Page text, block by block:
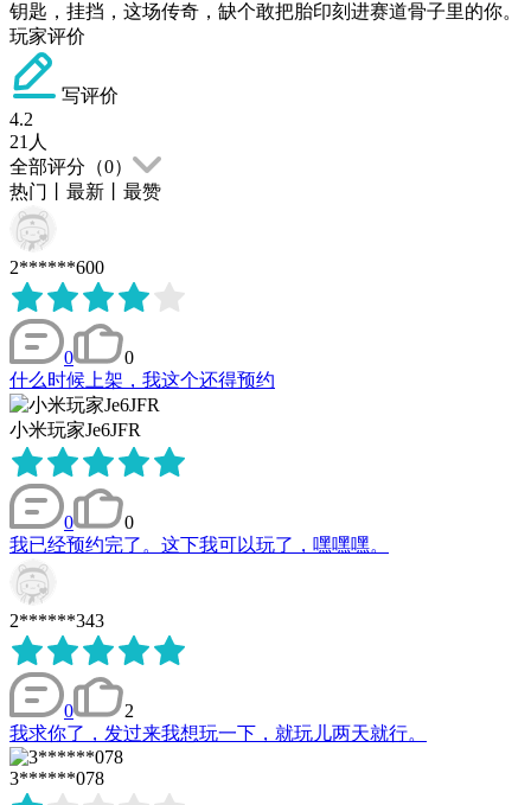
钥匙，挂挡，这场传奇，缺个敢把胎印刻进赛道骨子里的你。
玩家评价
写评价
4.2
21 人
全部评分（0）
热门
最新 最赞
2******600
0
0
什么时候上架，我这个还得预约
小米玩家Je6JFR
0
0
我已经预约完了。这下我可以玩了，嘿嘿嘿。
2******343
0
2
我求你了，发过来我想玩一下，就玩儿两天就行。
3******078